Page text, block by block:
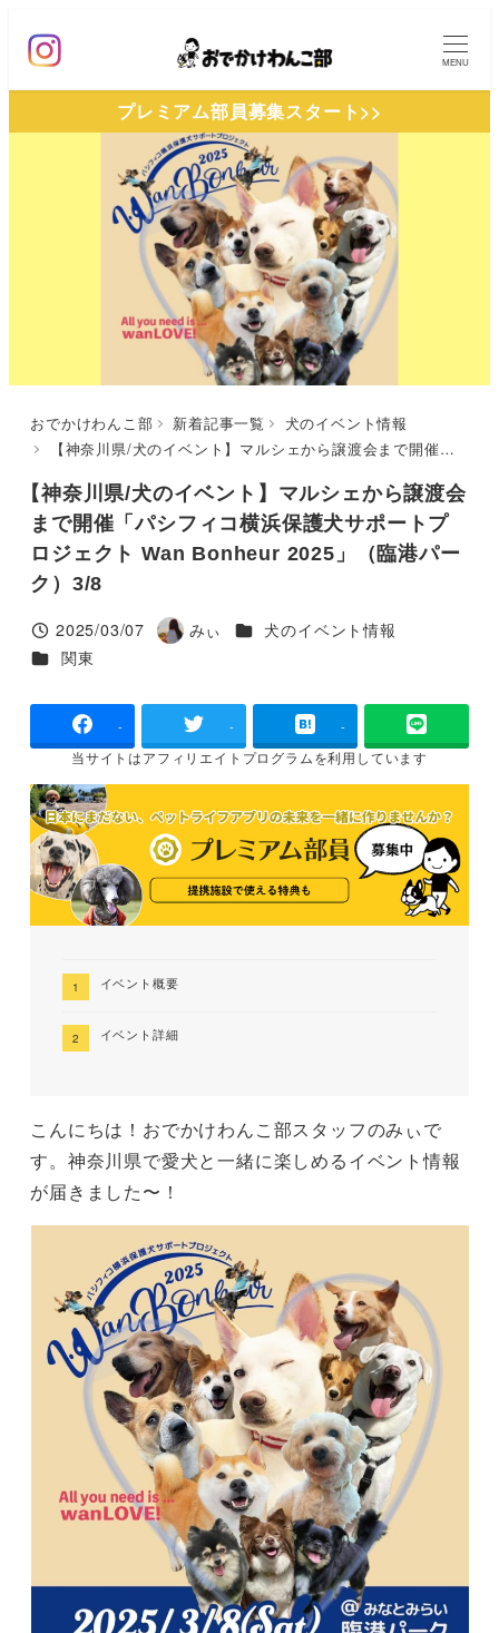
ン
MENU
プレミアム部員募集スタート>>
おでかけわんこ部 新着記事一覧
犬のイベント情報
【神奈川県/犬のイベント】マルシェから譲渡会まで開催「パシフィコ横浜保護犬サポートプロジェクト Wan Bonheur 2025」（臨港パーク）3/8
【神奈川県/犬のイベント】マルシェから譲渡会
まで開催「パシフィコ横浜保護犬サポートプ
ロジェクト Wan Bonheur 2025」（臨港パー
ク）3/8
投稿日
2025/03/07
著
みぃ カテゴリー
犬のイベント情報
カテゴリー
関東
- - -
当サイトはアフィリエイトプログラムを利用しています
イベント概要
イベント詳細
こんにちは！おでかけわんこ部スタッフのみぃで
す。神奈川県で愛犬と一緒に楽しめるイベント情報
が届きました〜！